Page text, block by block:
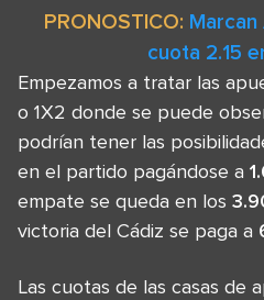
PRONOSTICO:
cuota 2.15
Empezamos a tratar las
o 1X2 donde se puede
podrían tener las
en el partido pagándose a
empate se queda en los
victoria del Cádiz se paga a
Las cuotas de las casas de